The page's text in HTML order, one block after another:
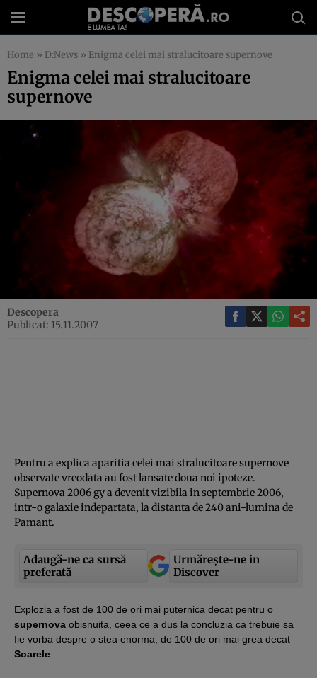
Home » D:News » Enigma celei mai stralucitoare supernove
Enigma celei mai stralucitoare
supernove
Descopera
Publicat: 15.11.2007
Pentru a explica aparitia celei mai stralucitoare supernove
observate vreodata au fost lansate doua noi ipoteze.
Supernova 2006 gy a devenit vizibila in septembrie 2006,
intr-o galaxie indepartata, la distanta de 240 ani-lumina de
Pamant.
Adaugă-ne ca sursă
preferată
Urmărește-ne in
Discover
Explozia a fost de 100 de ori mai puternica decat pentru o
supernova obisnuita, ceea ce a dus la concluzia ca trebuie sa
fie vorba despre o stea enorma, de 100 de ori mai grea decat
Soarele